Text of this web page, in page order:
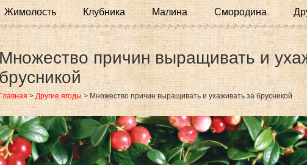
Жимолость Клубника Малина Смородина
причин выращивать и
>Другие ягоды>Множество причин выращивать и ухаживать за брусникой